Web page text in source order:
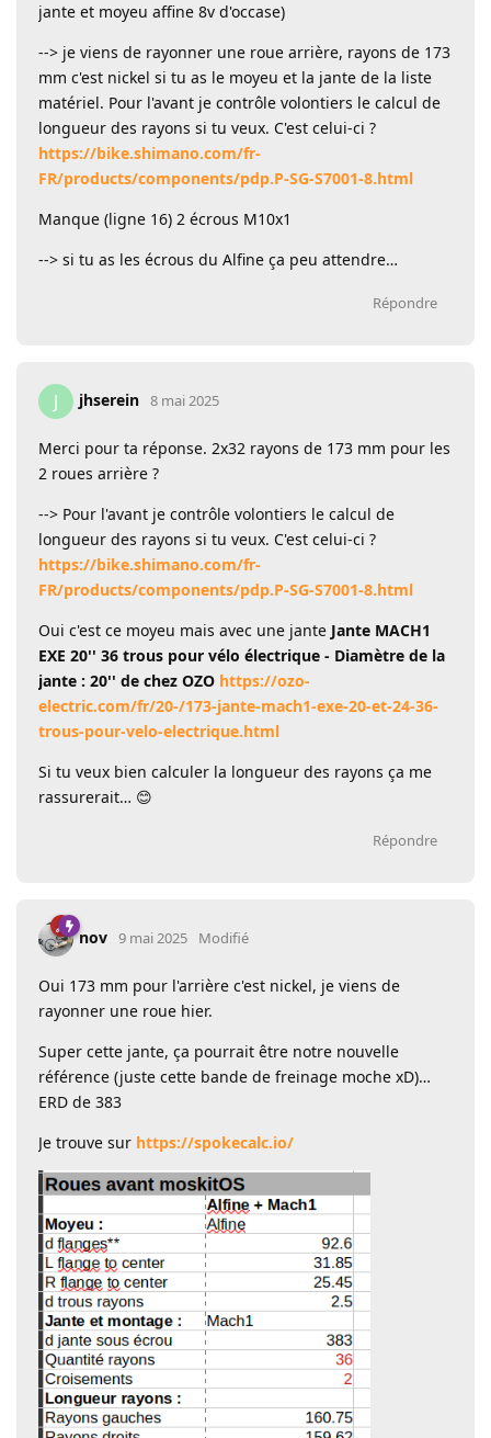
jante et moyeu affine 8v d'occase)
--> je viens de rayonner une roue arrière, rayons de 173
mm c'est nickel si tu as le moyeu et la jante de la liste
matériel. Pour l'avant je contrôle volontiers le calcul de
longueur des rayons si tu veux. C'est celui-ci ?
https://bike.shimano.com/fr-
FR/products/components/pdp.P-SG-S7001-8.html
Manque (ligne 16) 2 écrous M10x1
--> si tu as les écrous du Alfine ça peu attendre…
Répondre
J jhserein 8 mai 2025
Merci pour ta réponse. 2x32 rayons de 173 mm pour les
2 roues arrière ?
--> Pour l'avant je contrôle volontiers le calcul de
longueur des rayons si tu veux. C'est celui-ci ?
https://bike.shimano.com/fr-
FR/products/components/pdp.P-SG-S7001-8.html
Oui c'est ce moyeu mais avec une jante Jante MACH1
EXE 20'' 36 trous pour vélo électrique - Diamètre de la
jante : 20'' de chez OZO https://ozo-
electric.com/fr/20-/173-jante-mach1-exe-20-et-24-36-
trous-pour-velo-electrique.html
Si tu veux bien calculer la longueur des rayons ça me
rassurerait… 😊
Répondre
nov 9 mai 2025 Modifié
Oui 173 mm pour l'arrière c'est nickel, je viens de
rayonner une roue hier.
Super cette jante, ça pourrait être notre nouvelle
référence (juste cette bande de freinage moche xD)…
ERD de 383
Je trouve sur https://spokecalc.io/